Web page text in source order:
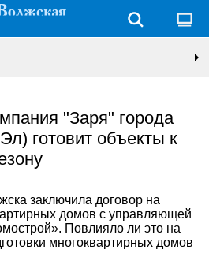
"Заря" города
готовит объекты к
заключила договор на
домов с управляющей
Повлияло ли это на
многоквартирных домов